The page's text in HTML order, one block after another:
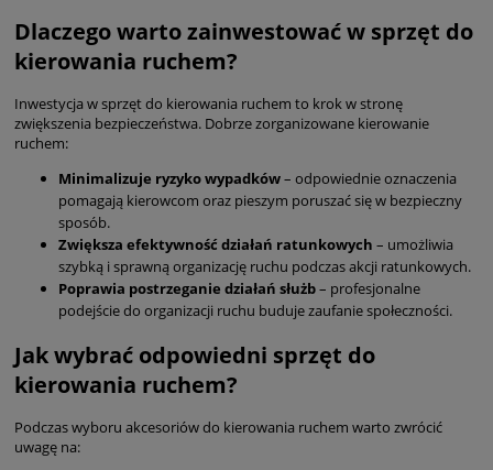
Dlaczego warto zainwestować w sprzęt do
kierowania ruchem?
Inwestycja w sprzęt do kierowania ruchem to krok w stronę
zwiększenia bezpieczeństwa. Dobrze zorganizowane kierowanie
ruchem:
Minimalizuje ryzyko wypadków– odpowiednie oznaczenia
pomagają kierowcom oraz pieszym poruszać się w bezpieczny
sposób.
Zwiększa efektywność działań ratunkowych – umożliwia
szybką i sprawną organizację ruchu podczas akcji ratunkowych.
Poprawia postrzeganie działań służb– profesjonalne
podejście do organizacji ruchu buduje zaufanie społeczności.
Jak wybrać odpowiedni sprzęt do
kierowania ruchem?
Podczas wyboru akcesoriów do kierowania ruchem warto zwrócić
uwagę na: